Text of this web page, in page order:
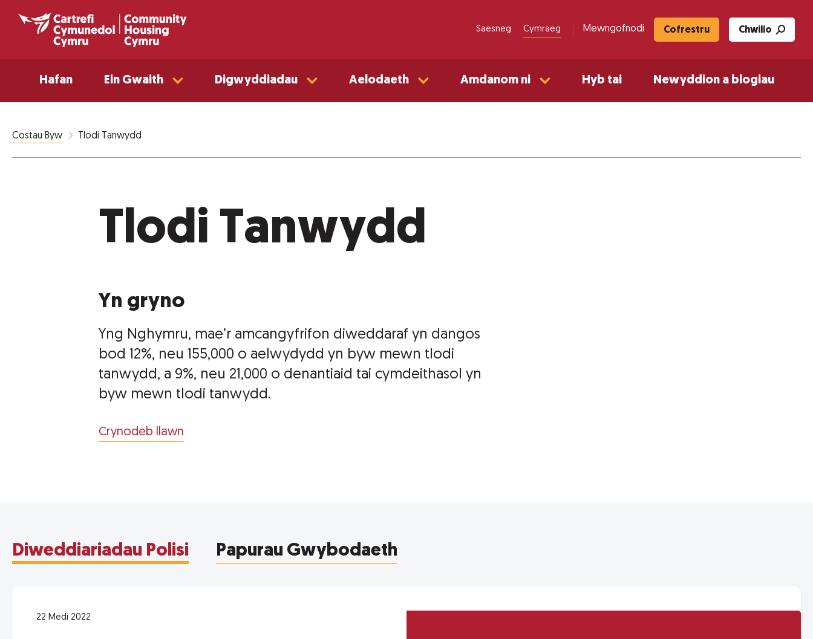
Saesneg Cymraeg Mewngofnodi Cofrestru Chwilio
Hafan Ein Gwaith Digwyddiadau Aelodaeth Amdanom ni Hyb tai Newyddion a blogiau
Costau Byw Tlodi Tanwydd
Tlodi Tanwydd
Yn gryno
Yng Nghymru, mae’r amcangyfrifon diweddaraf yn dangos
bod 12%, neu 155,000 o aelwydydd yn byw mewn tlodi
tanwydd, a 9%, neu 21,000 o denantiaid tai cymdeithasol yn
byw mewn tlodi tanwydd.
Crynodeb llawn
Diweddiariadau Polisi Papurau Gwybodaeth
22 Medi 2022